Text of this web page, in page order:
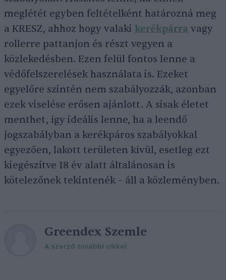
meglétét egyben feltételként határozná meg
a KRESZ, ahhoz hogy valaki kerékpárra vagy
rollerre pattanjon és részt vegyen a
közlekedésben. Ezen felül fontos lenne a
védőfelszerelések használata is. Ezeket
egyelőre szintén nem szabályozzák, azonban
ezek viselése erősen ajánlott. A sisak életet
menthet, így ideális lenne, ha a leendő
jogszabályban a kerékpáros szabályokkal
egyezően, lakott területen kívül, esetleg ezt
kiegészítve 18 év alatt általánosan is
kötelezőnek tekintenék – áll a közleményben.
Greendex Szemle
A szerző további cikkei